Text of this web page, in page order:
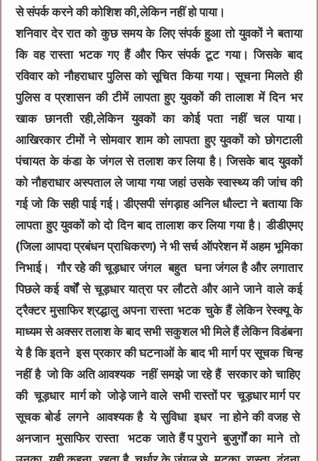
से संपर्क करने की कोशिश की,लेकिन नहीं हो पाया।
शनिवार देर रात को कुछ समय के लिए संपर्क हुआ तो युवकों ने बताया
कि वह रास्ता भटक गए हैं और फिर संपर्क टूट गया। जिसके बाद
रविवार को नौहराधार पुलिस को सूचित किया गया। सूचना मिलते ही
पुलिस व प्रशासन की टीमें लापता हुए युवकों की तालाश में दिन भर
खाक छानती रही,लेकिन युवकों का कोई पता नहीं चल पाया।
आखिरकार टीमों ने सोमवार शाम को लापता हुए युवकों को छोगटाली
पंचायत के कंडा के जंगल से तलाश कर लिया है। जिसके बाद युवकों
को नौहराधार अस्पताल ले जाया गया जहां उसके स्वास्थ्य की जांच की
गई जो कि सही पाई गई। डीएसपी संगड़ाह अनिल धौल्टा ने बताया कि
लापता हुए युवकों को दो दिन बाद तालाश कर लिया गया है। डीडीएमए
(जिला आपदा प्रबंधन प्राधिकरण) ने भी सर्च ऑपरेशन में अहम भूमिका
निभाई। गौर रहेे की चूड़धार जंगल बहुत घना जंगल है और लगातार
पिछले कई वर्षोंं से चूड़धार यात्रा पर लौटते और आने जाने वाले कई
ट्रैक्टर मुसाफिर श्रद्धालु अपना रास्ता भटक चुके हैं लेकिन रेस्क्यू के
माध्यम से अक्सर तलाश के बाद सभी सकुशल भी मिले हैं लेकिन विडंबना
ये है कि इतने इस प्रकार की घटनाओं के बाद भी मार्ग पर सूचक चिन्ह
नहीं है जो कि अति आवश्यक नहीं समझे जा रहे हैं सरकार को चाहिए
की चूड़धार मार्ग को जोड़े जाने वाले सभी रास्तों पर चूड़धार मार्ग पर
सूचक बोर्ड लगने आवश्यक है ये सुविधा इधर ना होने की वजह से
अनजान मुसाफिर रास्ता भटक जाते हैं प पुराने बुजुर्गों का माने तो